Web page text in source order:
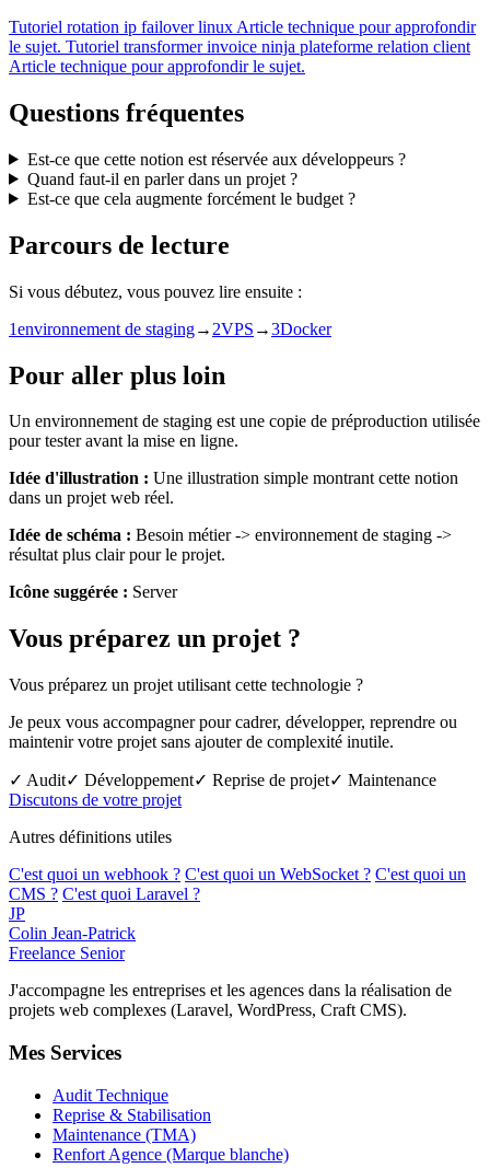
Tutoriel rotation ip failover linux Article technique pour approfondir
le sujet. Tutoriel transformer invoice ninja plateforme relation client
Article technique pour approfondir le sujet.
Questions fréquentes
Est-ce que cette notion est réservée aux développeurs ?
Quand faut-il en parler dans un projet ?
Est-ce que cela augmente forcément le budget ?
Parcours de lecture
Si vous débutez, vous pouvez lire ensuite :
1environnement de staging→ 2VPS →3Docker
Pour aller plus loin
Un environnement de staging est une copie de préproduction utilisée
pour tester avant la mise en ligne.
Idée d'illustration : Une illustration simple montrant cette notion
dans un projet web réel.
Idée de schéma : Besoin métier -> environnement de staging ->
résultat plus clair pour le projet.
Icône suggérée : Server
Vous préparez un projet ?
Vous préparez un projet utilisant cette technologie ?
Je peux vous accompagner pour cadrer, développer, reprendre ou
maintenir votre projet sans ajouter de complexité inutile.
✓ Audit✓ Développement✓ Reprise de projet✓ Maintenance
Discutons de votre projet
Autres définitions utiles
C'est quoi un webhook ? C'est quoi un WebSocket ? C'est quoi un
CMS ? C'est quoi Laravel ?
JP
Colin Jean-Patrick
Freelance Senior
J'accompagne les entreprises et les agences dans la réalisation de
projets web complexes (Laravel, WordPress, Craft CMS).
Mes Services
Audit Technique
Reprise & Stabilisation
Maintenance (TMA)
Renfort Agence (Marque blanche)